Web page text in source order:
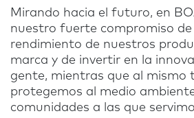
Mirando hacia el futuro, en
nuestro fuerte compromiso de
rendimiento de nuestros
marca y de invertir en la
gente, mientras que al mismo
protegemos al medio
comunidades a las que